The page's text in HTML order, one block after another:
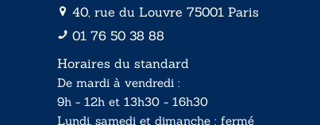
40, rue du Louvre 75001 Paris
01 76 50 38 88
Horaires du standard
De mardi à vendredi :
9h - 12h et 13h30 - 16h30
Lundi, samedi et dimanche : fermé